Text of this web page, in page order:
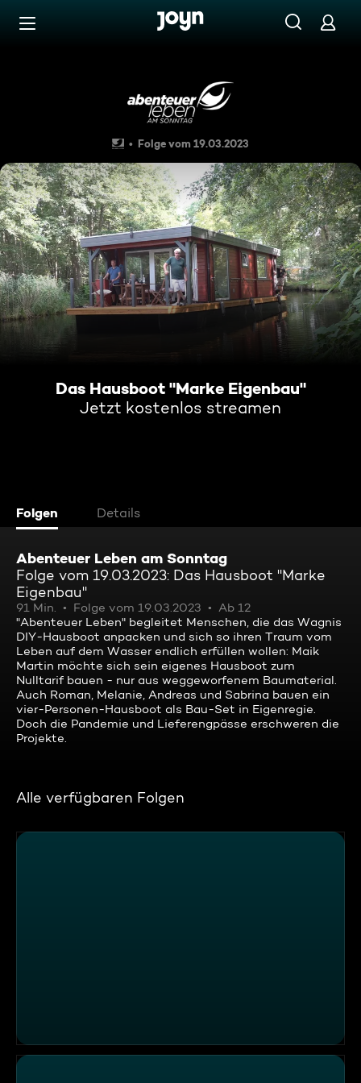
Zum Inhalt springen
Das Hausboot "Marke
Folge vom 19.03.2023
Das Hausboot "Marke Eigenbau"
Jetzt kostenlos streamen
Folgen Details
Abenteuer Leben am Sonntag
Folge vom 19.03.2023: Das Hausboot "Marke
Eigenbau"
91 Min. Folge vom 19.03.2023
Ab 12
"Abenteuer Leben" begleitet Menschen, die das Wagnis
DIY-Hausboot anpacken und sich so ihren Traum vom
Leben auf dem Wasser endlich erfüllen wollen: Maik
Martin möchte sich sein eigenes Hausboot zum
Nulltarif bauen - nur aus weggeworfenem Baumaterial.
Auch Roman, Melanie, Andreas und Sabrina bauen ein
vier-Personen-Hausboot als Bau-Set in Eigenregie.
Doch die Pandemie und Lieferengpässe erschweren die
Projekte.
Alle verfügbaren Folgen
Zwei Köche für den Weihnachtsmann